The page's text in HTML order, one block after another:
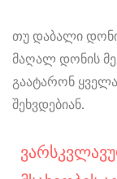
თუ დაბალი
მაღალ დონის
გაატარონ
შეხვდებიან.